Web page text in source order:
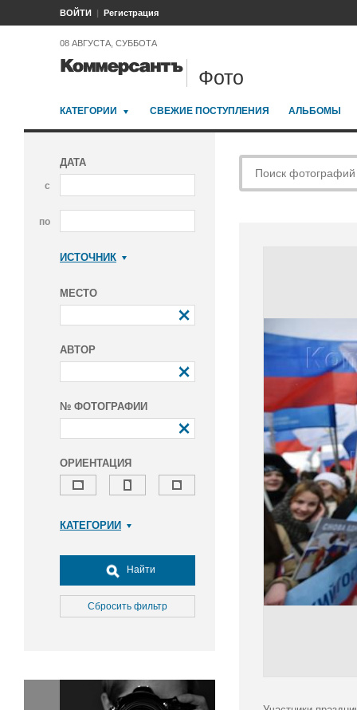
ВОЙТИ Регистрация
08 АВГУСТА, СУББОТА
Фото
КАТЕГОРИИ СВЕЖИЕ ПОСТУПЛЕНИЯ АЛЬБОМЫ
ДАТА
с
по
ИСТОЧНИК
МЕСТО
АВТОР
№ ФОТОГРАФИИ
ОРИЕНТАЦИЯ
КАТЕГОРИИ
Досуг, туризм и отдых
Культура
Медицина
Окружающая среда
Политика
Найти
Сбросить фильтр